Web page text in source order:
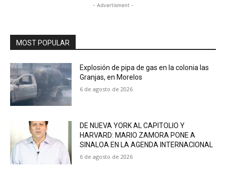
- Advertisment -
MOST POPULAR
Explosión de pipa de gas en la colonia las
Granjas, en Morelos
6 de agosto de 2026
DE NUEVA YORK AL CAPITOLIO Y
HARVARD: MARIO ZAMORA PONE A
SINALOA EN LA AGENDA INTERNACIONAL
6 de agosto de 2026